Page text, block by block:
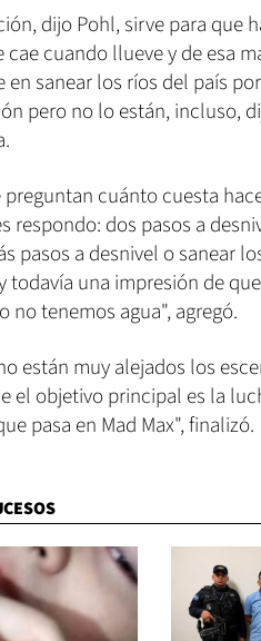
dijo Pohl, sirve para que
cae cuando llueve y de esa
en sanear los ríos del país
pero no lo están, incluso,
cuánto cuesta
respondo: dos pasos a
pasos a desnivel o sanear
todavía una impresión de
no tenemos agua", agregó.
están muy alejados los
el objetivo principal es la
pasa en Mad Max", finalizó.